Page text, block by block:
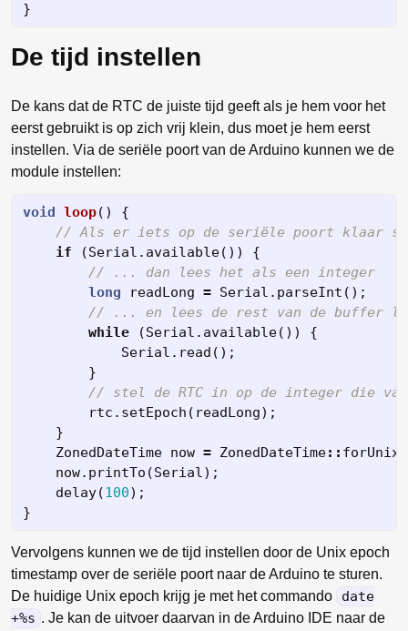
}
De tijd instellen
De kans dat de RTC de juiste tijd geeft als je hem voor het
eerst gebruikt is op zich vrij klein, dus moet je hem eerst
instellen. Via de seriële poort van de Arduino kunnen we de
module instellen:
void loop()
{
// Als er iets op de seriële poort klaar
if
(Serial . available())
{
// ... dan lees het als een integer
long
readLong = Serial . parseInt ();
// ... en lees de rest van de buffer
while
(Serial . available())
{
Serial . read ();
}
// stel de RTC in op de integer die
rtc . setEpoch ( readLong);
}
ZonedDateTime now = ZonedDateTime::
now. printTo (Serial);
delay(100);
}
Vervolgens kunnen we de tijd instellen door de Unix epoch
timestamp over de seriële poort naar de Arduino te sturen.
De huidige Unix epoch krijg je met het commando
date
+%s . Je kan de uitvoer daarvan in de Arduino IDE naar de